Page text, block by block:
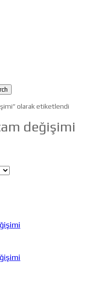
olarak etiketlendi
değişimi